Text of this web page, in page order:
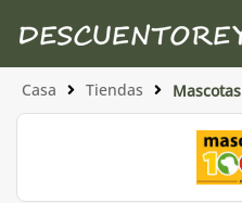
Casa Tiendas Mascotas